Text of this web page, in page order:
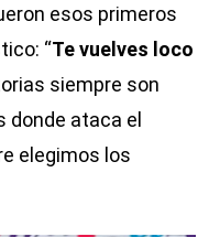
esos primeros
“Te vuelves loco
siempre son
donde ataca el
elegimos los